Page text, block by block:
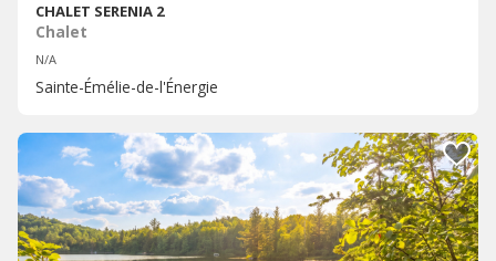
CHALET SERENIA 2
Chalet
N/A
Sainte-Émélie-de-l'Énergie